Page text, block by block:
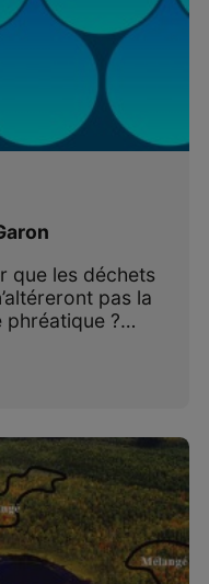
que les déchets
pas la
phréatique ?…